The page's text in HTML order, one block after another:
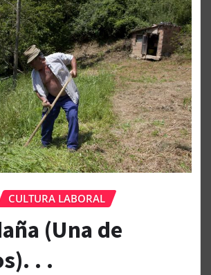
CULTURA LABORAL
(Una de
. .